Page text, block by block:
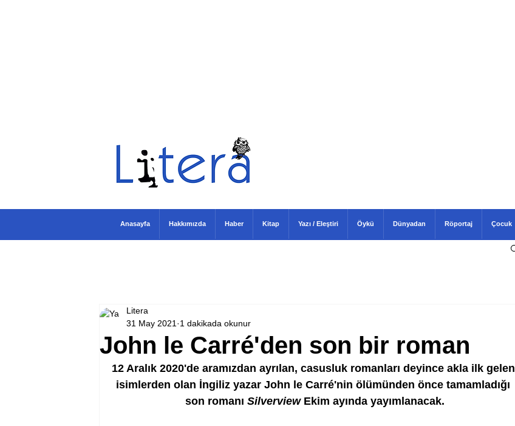
John le Carré'den son bir roman
Litera
31 May 2021 1 dakikada okunur
12 Aralık 2020'de aramızdan ayrılan, casusluk romanları deyince akla ilk gelen
isimlerden olan İngiliz yazar John le Carré'nin ölümünden önce tamamladığı
son romanı Silverview Ekim ayında yayımlanacak.
Anasayfa Hakkımızda Haber Kitap Yazı / Eleştiri Öykü Dünyadan Röportaj Çocuk